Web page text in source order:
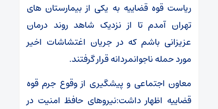
ریاست قوه قضاییه به یکی از بیمارستان های
تهران آمدم تا از نزدیک شاهد روند درمان
عزیزانی باشم که در جریان اغتشاشات اخیر
مورد حمله ناجوانمردانه قرار گرفتند.
معاون اجتماعی و پیشگیری از وقوع جرم قوه
قضاییه اظهار داشت:نیروهای حافظ امنیت در